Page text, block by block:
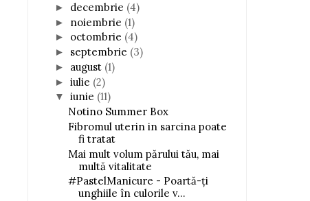
► decembrie (4)
► noiembrie (1)
► octombrie (4)
► septembrie (3)
► august (1)
► iulie (2)
▼ iunie (11)
Notino Summer Box
Fibromul uterin in sarcina poate
fi tratat
Mai mult volum părului tău, mai
multă vitalitate
#PastelManicure - Poartă-ți
unghiile în culorile v...